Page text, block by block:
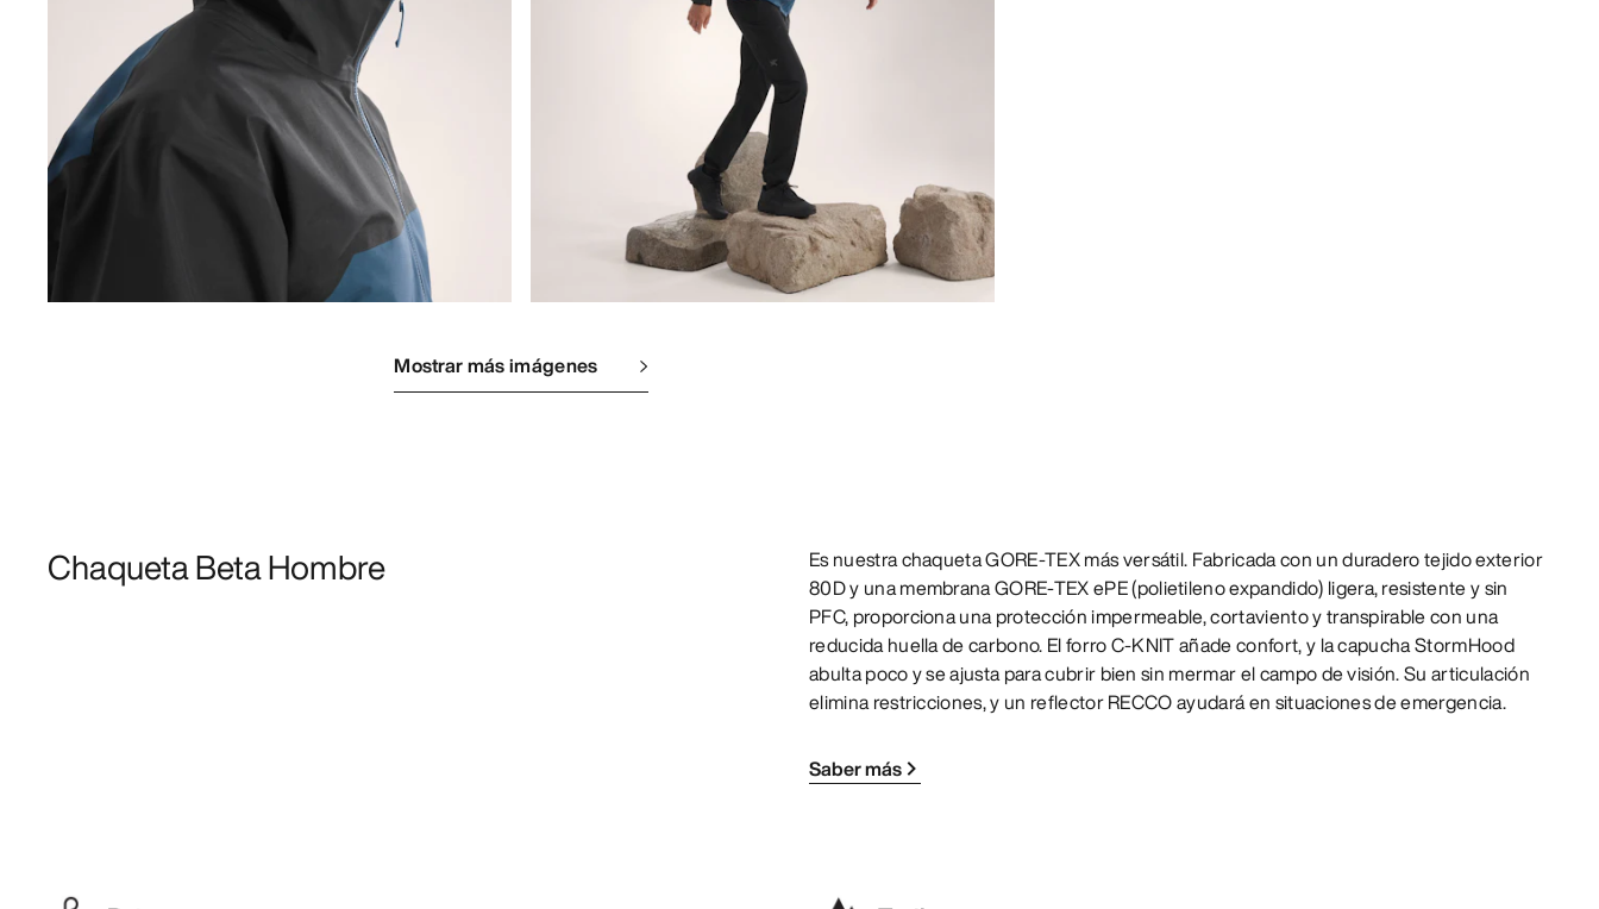
Mostrar más imágenes
Chaqueta Beta Hombre
Es nuestra chaqueta GORE-TEX más versátil. Fabricada con un duradero tejido exterior
80D y una membrana GORE-TEX ePE (polietileno expandido) ligera, resistente y sin
PFC, proporciona una protección impermeable, cortaviento y transpirable con una
reducida huella de carbono. El forro C-KNIT añade confort, y la capucha StormHood
abulta poco y se ajusta para cubrir bien sin mermar el campo de visión. Su articulación
elimina restricciones, y un reflector RECCO ayudará en situaciones de emergencia.
Saber más